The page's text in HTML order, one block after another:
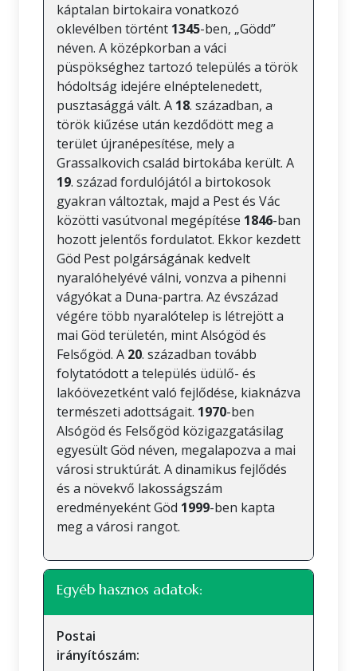
káptalan birtokaira vonatkozó
oklevélben történt 1345-ben, „Gödd”
néven. A középkorban a váci
püspökséghez tartozó település a török
hódoltság idejére elnéptelenedett,
pusztasággá vált. A 18. században, a
török kiűzése után kezdődött meg a
terület újranépesítése, mely a
Grassalkovich család birtokába került. A
19. század fordulójától a birtokosok
gyakran változtak, majd a Pest és Vác
közötti vasútvonal megépítése 1846-ban
hozott jelentős fordulatot. Ekkor kezdett
Göd Pest polgárságának kedvelt
nyaralóhelyévé válni, vonzva a pihenni
vágyókat a Duna-partra. Az évszázad
végére több nyaralótelep is létrejött a
mai Göd területén, mint Alsógöd és
Felsőgöd. A 20. században tovább
folytatódott a település üdülő- és
lakóövezetként való fejlődése, kiaknázva
természeti adottságait. 1970-ben
Alsógöd és Felsőgöd közigazgatásilag
egyesült Göd néven, megalapozva a mai
városi struktúrát. A dinamikus fejlődés
és a növekvő lakosságszám
eredményeként Göd 1999-ben kapta
meg a városi rangot.
Egyéb hasznos adatok:
Postai
irányítószám: